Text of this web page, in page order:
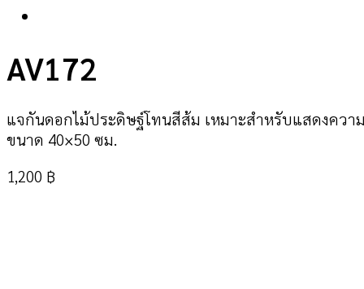
AV172
แจกันดอกไม้ประดิษฐ์โทนสีส้ม เหมาะสำหรับแสดงคว
ขนาด 40×50 ซม.
1,200 ฿